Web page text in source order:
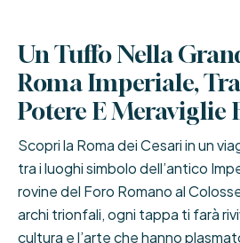
Un Tuffo Nella
Roma Imperiale,
Potere E Meraviglie
Scopri la Roma dei Cesari in un
tra i luoghi simbolo dell’antico
rovine del Foro Romano al
archi trionfali, ogni tappa ti farà
cultura e l’arte che hanno